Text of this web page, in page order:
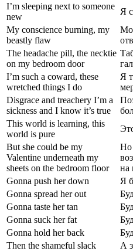
I’m sleeping next to someone
new
Я
My conscience burning, my
beastly flaw
The headache pill, the necktie
on my bedroom door
I’m such a coward, these
wretched things I do
Я
Disgrace and treachery I’m a
sickness and I know it’s true
This world is learning, this
world is pure
But she could be my
Valentine underneath my
sheets on the bedroom floor
Но
на
Gonna push her down
Я
Gonna spread her out
Gonna taste her tan
Gonna suck her fat
Gonna hold her back
Then the shameful slack
А